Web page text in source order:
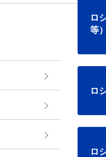
ロ
等）
ロ
ロ